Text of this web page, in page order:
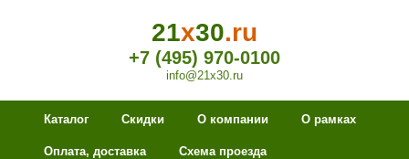
21x30.ru
+7 (495) 970-0100
info@21x30.ru
Каталог Скидки О компании О рамках
Оплата, доставка Схема проезда